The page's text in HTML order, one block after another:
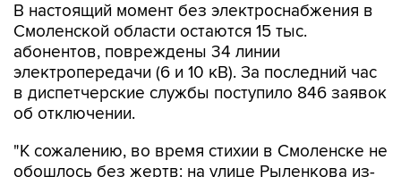
В настоящий момент без электроснабжения в
Смоленской области остаются 15 тыс.
абонентов, повреждены 34 линии
электропередачи (6 и 10 кВ). За последний час
в диспетчерские службы поступило 846 заявок
об отключении.
"К сожалению, во время стихии в Смоленске не
обошлось без жертв: на улице Рыленкова из-